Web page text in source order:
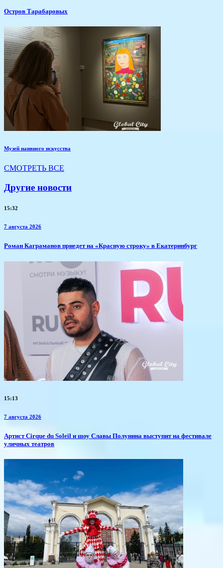
Остров Тарабаровых
Музей наивного искусства
СМОТРЕТЬ ВСЕ
Другие новости
15:32
7 августа 2026
​Роман Каграманов приедет на «Красную строку» в Екатеринбург
15:13
7 августа 2026
Артист Cirque du Soleil и шоу Славы Полунина выступит на фестивале
уличных театров